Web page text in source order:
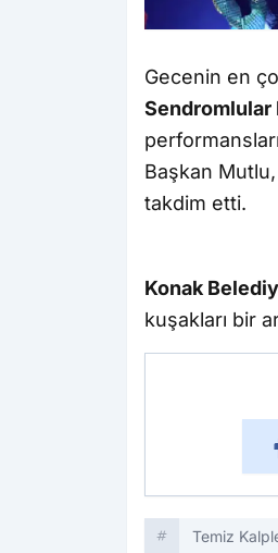
Gecenin en
Sendromlular
Başkan
takdim etti.
Konak
kuşakları bir
Temiz